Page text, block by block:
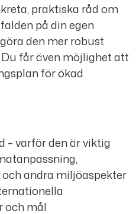
praktiska råd om
på din egen
den mer robust
får även möjlighet att
för ökad
– varför den är viktig
andra miljöaspekter
och mål